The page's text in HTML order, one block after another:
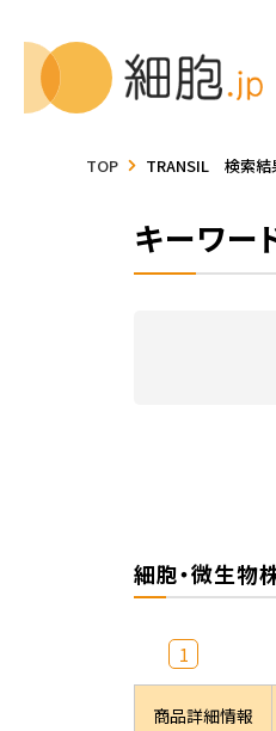
TOP TRANSIL 検索結
キーワー
細胞・微生物
1
商品詳細情報